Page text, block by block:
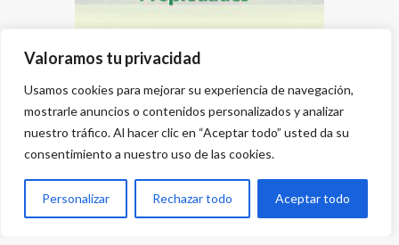
Valoramos tu privacidad
Usamos cookies para mejorar su experiencia de navegación,
mostrarle anuncios o contenidos personalizados y analizar
nuestro tráfico. Al hacer clic en “Aceptar todo” usted da su
consentimiento a nuestro uso de las cookies.
Personalizar Rechazar todo Aceptar todo